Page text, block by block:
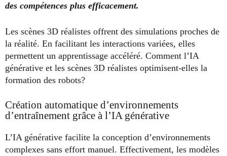
des compétences plus efficacement.
Les scènes 3D réalistes offrent des simulations proches de
la réalité. En facilitant les interactions variées, elles
permettent un apprentissage accéléré. Comment l’IA
générative et les scènes 3D réalistes optimisent-elles la
formation des robots?
Création automatique d’environnements
d’entraînement grâce à l’IA générative
L’IA générative facilite la conception d’environnements
complexes sans effort manuel. Effectivement, les modèles